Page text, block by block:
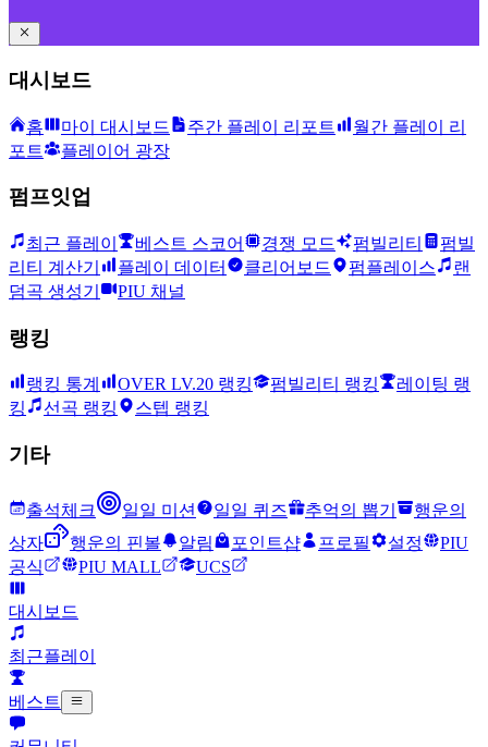
대시보드
홈 마이 대시보드 주간 플레이 리포트
월간 플레이 리
포트
플레이어 광장
펌프잇업
최근 플레이 베스트 스코어 경쟁 모드 펌빌리티
펌빌
리티 계산기
플레이 데이터 클리어보드 펌플레이스
랜
덤곡 생성기
PIU 채널
랭킹
랭킹 통계 OVER LV.20 랭킹 펌빌리티 랭킹
레이팅 랭
킹
선곡 랭킹 스텝 랭킹
기타
출석체크 일일 미션 일일 퀴즈 추억의 뽑기
행운의
상자
행운의 핀볼 알림 포인트샵 프로필 설정
PIU
공식
PIU MALL UCS
대시보드
최근플레이
베스트